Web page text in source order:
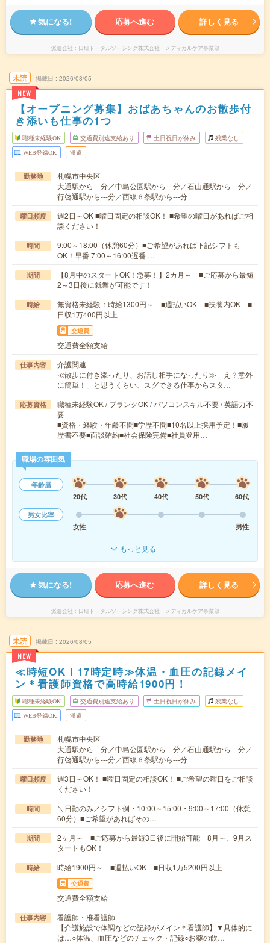
気になる! 応募へ進む 詳しく見る
派遣会社 日研トータルソーシング株式会社 メディカルケア事業部
未読
NEW
掲載日 2026/08/05
【オープニング募集】おばあちゃんのお散歩付
き添いも仕事の1つ
職種未経験OK 交通費別途支給あり 土日祝日が休み 残業なし
WEB登録OK 派遣
勤務地
札幌市中央区
大通駅から---分／中島公園駅から---分／石山通駅から---分／
行啓通駅から---分／西線６条駅から---分
曜日頻度
週2日～OK ■曜日固定の相談OK！ ■希望の曜日があればご相
談ください！
時間
9:00～18:00（休憩60分）■ご希望があれば下記シフトも
OK！早番 7:00～16:00遅番 …
期間
【8月中のスタートOK！急募！】2カ月～ ■ご応募から最短
2～3日後に就業が可能です！
時給
無資格未経験：時給1300円～ ■週払いOK ■扶養内OK ■
日収1万400円以上
交通費
交通費全額支給
仕事内容
介護関連
≪散歩に付き添ったり、お話し相手になったり≫「え？意外
に簡単！」と思うくらい、スグできる仕事からスタ…
応募資格
職種未経験OK / ブランクOK / パソコンスキル不要 / 英語力不
要
■資格・経験・年齢不問■学歴不問■10名以上採用予定！■履
歴書不要■面談確約■社会保険完備■社員登用…
職場の雰囲気
年齢層
20代
30代 40代 50代
60代
男女比率
女性
男性
もっと見る
気になる! 応募へ進む 詳しく見る
派遣会社 日研トータルソーシング株式会社 メディカルケア事業部
未読
NEW
掲載日 2026/08/05
≪時短OK！17時定時≫体温・血圧の記録メイ
ン＊看護師資格で高時給1900円！
職種未経験OK 交通費別途支給あり 土日祝日が休み 残業なし
WEB登録OK 派遣
勤務地
札幌市中央区
大通駅から---分／中島公園駅から---分／石山通駅から---分／
行啓通駅から---分／西線６条駅から---分
曜日頻度
週3日～OK！ ■曜日固定の相談OK！ ■ご希望の曜日をご相談
ください！
時間
＼日勤のみ／シフト例・10:00～15:00・9:00～17:00（休憩
60分）■ご希望があればその…
期間
2ヶ月～ ■ご応募から最短3日後に開始可能 8月～、9月ス
タートもOK！
時給 時給1900円～ ■週払いOK ■日収1万5200円以上
交通費
交通費全額支給
仕事内容
看護師・准看護師
【介護施設で体調などの記録がメイン＊看護師】▼具体的に
は…○体温、血圧などのチェック・記録○お薬の飲…